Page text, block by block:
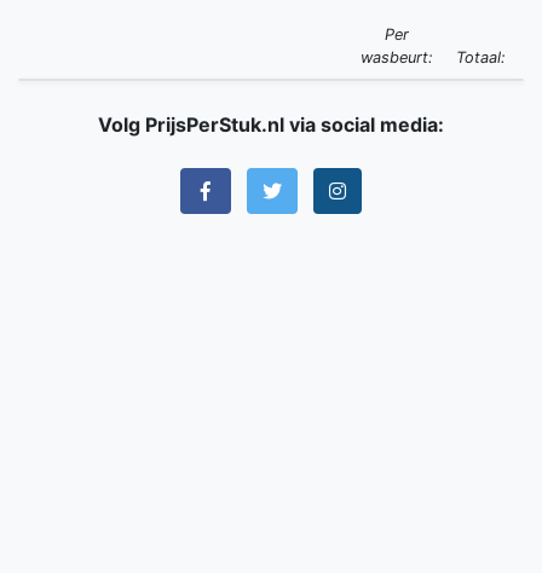
Per
wasbeurt:
Totaal:
Volg PrijsPerStuk.nl via social media: